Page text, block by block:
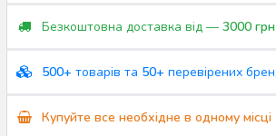
Безкоштовна доставка від — 3000 грн
500+ товарів та 50+ перевірених
Купуйте все необхідне в одному місці